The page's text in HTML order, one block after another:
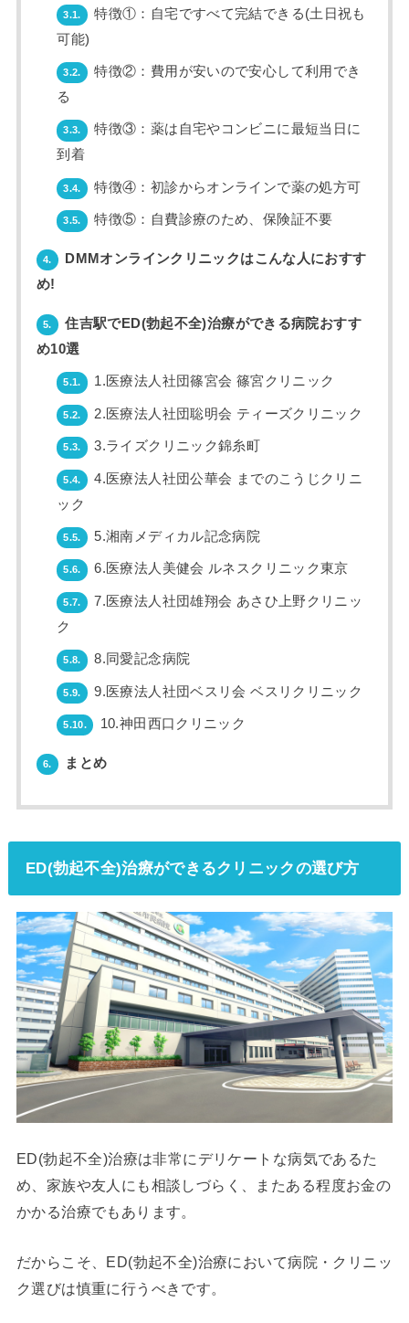
3.1.
特徴①：自宅ですべて完結できる(土日祝も
可能)
3.2.
特徴②：費用が安いので安心して利用でき
る
3.3.
特徴③：薬は自宅やコンビニに最短当日に
到着
3.4. 特徴④：初診からオンラインで薬の処方可
3.5. 特徴⑤：自費診療のため、保険証不要
4.
DMMオンラインクリニックはこんな人におすす
め!
5.
住吉駅でED(勃起不全)治療ができる病院おすす
め10選
5.1. 1.医療法人社団篠宮会 篠宮クリニック
5.2. 2.医療法人社団聡明会 ティーズクリニック
5.3. 3.ライズクリニック錦糸町
5.4.
4.医療法人社団公華会 までのこうじクリニ
ック
5.5. 5.湘南メディカル記念病院
5.6. 6.医療法人美健会 ルネスクリニック東京
5.7.
7.医療法人社団雄翔会 あさひ上野クリニッ
ク
5.8. 8.同愛記念病院
5.9. 9.医療法人社団ベスリ会 ベスリクリニック
5.10. 10.神田西口クリニック
6. まとめ
ED(勃起不全)治療ができるクリニックの選び方
ED(勃起不全)治療は非常にデリケートな病気であるた
め、家族や友人にも相談しづらく、またある程度お金の
かかる治療でもあります。
だからこそ、ED(勃起不全)治療において病院・クリニッ
ク選びは慎重に行うべきです。